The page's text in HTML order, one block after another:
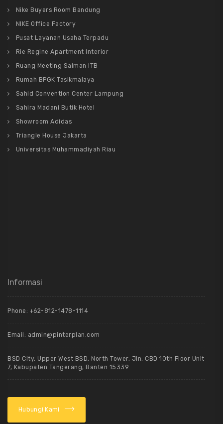
Nike Buyers Room Bandung
NIKE Office Factory
Pusat Layanan Usaha Terpadu
Rie Regine Apartment Interior
Ruang Meeting Salman ITB
Rumah BPGK Tasikmalaya
Sahid Convention Center Lampung
Sahira Madani Butik Hotel
Showroom Adidas
Triangle House Jakarta
Universitas Muhammadiyah Riau
Informasi
Phone: +62-812-1478-1114
Email: admin@pinterplan.com
BSD City, Upper West BSD, North Tower, Jln. CBD 10th Floor Unit
7, Kabupaten Tangerang, Banten 15339
Hubungi Kami